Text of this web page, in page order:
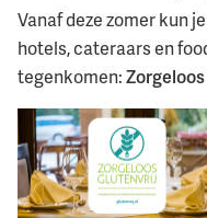
Vanaf deze zomer kun
hotels, cateraars en
tegenkomen: